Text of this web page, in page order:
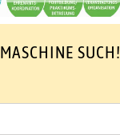
MASCHINE SUCH!